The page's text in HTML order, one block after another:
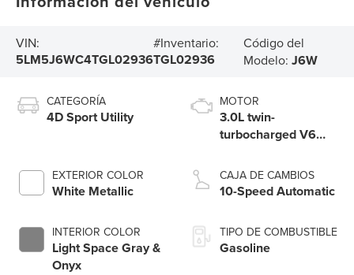
VIN:
5LM5J6WC4TGL02936
#Inventario:
TGL02936
Código del
Modelo: J6W
CATEGORÍA
4D Sport Utility
EXTERIOR COLOR
White Metallic
INTERIOR COLOR
Light Space Gray &
Onyx
MOTOR
3.0L twin-
turbocharged V6
Start-Stop
Technology
CAJA DE CAMBIOS
10-Speed Automatic
TIPO DE COMBUSTIBLE
Gasoline